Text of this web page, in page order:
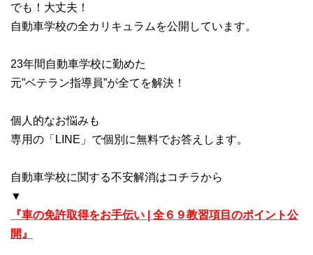
でも！大丈夫！
自動車学校の全カリキュラムを公開しています。
23年間自動車学校に勤めた
元”ベテラン指導員”が全てを解決！
個人的なお悩みも
専用の「LINE」で個別に無料でお答えします。
自動車学校に関する不安解消はコチラから
▼
『車の免許取得をお手伝い | 全６９教習項目のポイント公
開』